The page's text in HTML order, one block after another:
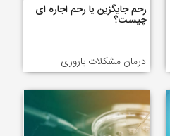
رحم جایگزین یا رحم اجاره ای
چیست؟
درمان مشکلات باروری